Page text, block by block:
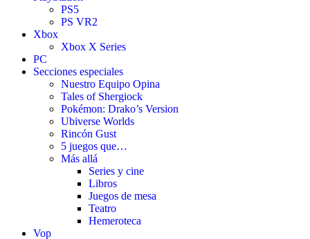
PS5
PS VR2
Xbox
Xbox X Series
PC
Secciones especiales
Nuestro Equipo Opina
Tales of Shergiock
Pokémon: Drako’s Version
Ubiverse Worlds
Rincón Gust
5 juegos que…
Más allá
Series y cine
Libros
Juegos de mesa
Teatro
Hemeroteca
Vop